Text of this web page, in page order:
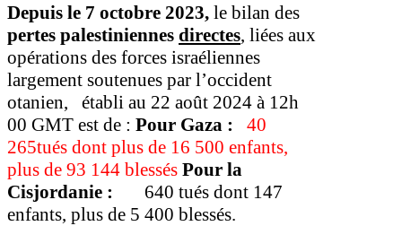
Depuis le 7 octobre 2023, le bilan des
pertes palestiniennes directes, liées aux
opérations des forces israéliennes
largement soutenues par l’occident
otanien, établi au 22 août 2024 à 12h
00 GMT est de : Pour Gaza :
40
265tués dont plus de 16 500 enfants,
plus de 93 144 blessés Pour la
Cisjordanie : 640 tués dont 147
enfants, plus de 5 400 blessés.